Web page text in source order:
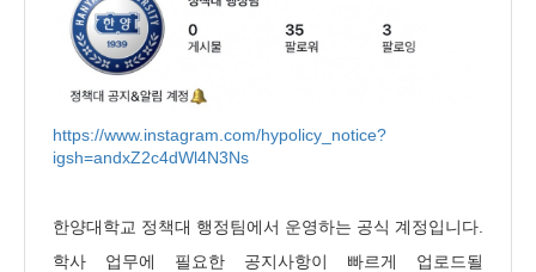
https://www.instagram.com/hypolicy_notice?
igsh=andxZ2c4dWl4N3Ns
한양대학교 정책대 행정팀에서 운영하는 공식 계정입니다.
학사 업무에 필요한 공지사항이 빠르게 업로드될